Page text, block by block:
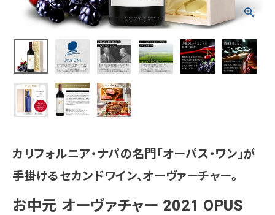
カリフォルニア・ナパの名門「オーパス・ワン」が
手掛けるセカンドワイン、オーヴァーチャー。
お中元 オーヴァチャー 2021 OPUS